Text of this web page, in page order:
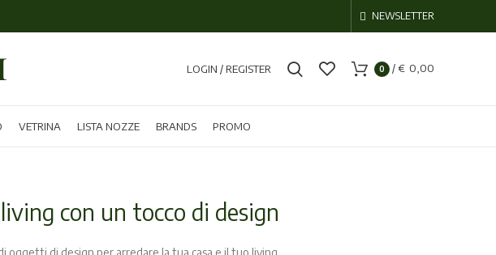
NEWSLETTER
LOGIN / REGISTER 0 /€ 0,00
VETRINA LISTA NOZZE BRANDS PROMO
con un tocco di design
oggetti di design per arredare la tua casa e il tuo living.